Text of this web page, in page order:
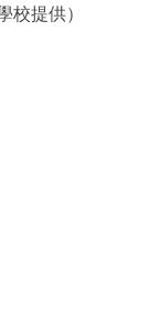
校提供）